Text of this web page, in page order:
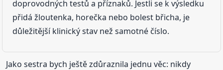
doprovodných testů a příznaků. Jestli se k výsledku
přidá žloutenka, horečka nebo bolest břicha, je
důležitější klinický stav než samotné číslo.
Jako sestra bych ještě zdůraznila jednu věc: nikdy